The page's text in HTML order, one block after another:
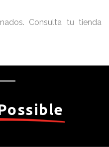
Consulta tu tienda